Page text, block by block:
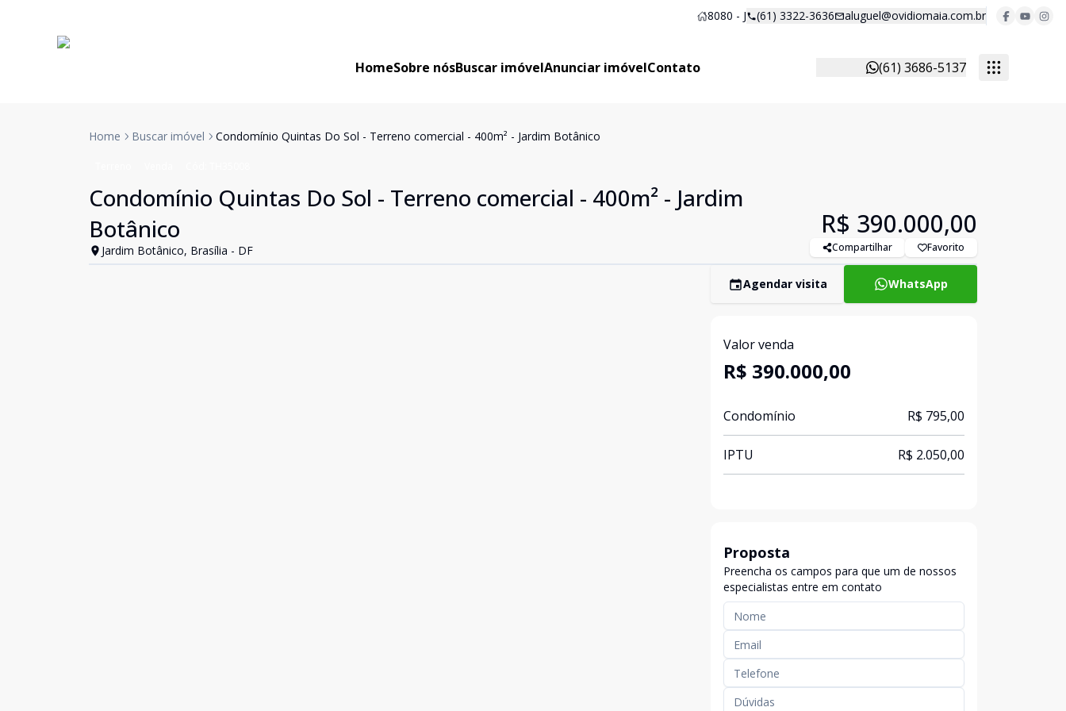
8080 - J (61) 3322-3636 aluguel@ovidiomaia.com.br
HomeSobre nósBuscar imóvelAnunciar imóvelContato (61) 3686-5137
Home Buscar imóvel Condomínio Quintas Do Sol - Terreno comercial - 400m² - Jardim Botânico
Condomínio Quintas Do Sol - Terreno comercial - 400m² - Jardim
Botânico
Jardim Botânico, Brasília - DF
R$ 390.000,00
Compartilhar Favorito
Agendar visita WhatsApp
Valor venda
R$ 390.000,00
Condomínio R$ 795,00
IPTU R$ 2.050,00
Proposta
Preencha os campos para que um de nossos
especialistas entre em contato